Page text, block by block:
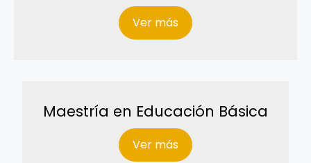
Ver más
Maestría en Educación Básica
Ver más